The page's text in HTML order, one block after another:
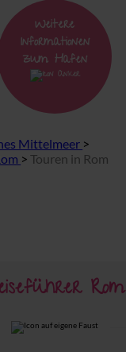
Weitere
Informationen
zum Hafen
Mittelmeer >
>Touren in Rom
Rom